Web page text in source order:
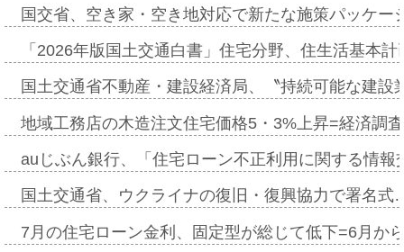
国交省、空き家・空き地対応で新たな施策パッケ
「2026年版国土交通白書」住宅分野、住生活基本
国土交通省不動産・建設経済局、〝持続可能な建
地域工務店の木造注文住宅価格5・3%上昇=経済調
auじぶん銀行、「住宅ローン不正利用に関する情
国土交通省、ウクライナの復旧・復興協力で署名
7月の住宅ローン金利、固定型が総じて低下=6月か